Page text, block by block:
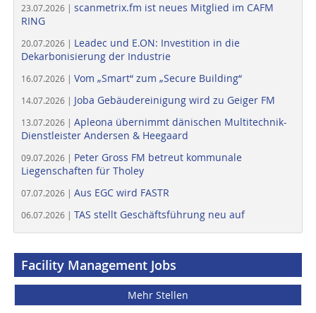
23.07.2026 | scanmetrix.fm ist neues Mitglied im CAFM
RING
20.07.2026 | Leadec und E.ON: Investition in die
Dekarbonisierung der Industrie
16.07.2026 | Vom „Smart“ zum „Secure Building“
14.07.2026 | Joba Gebäudereinigung wird zu Geiger FM
13.07.2026 | Apleona übernimmt dänischen Multitechnik-
Dienstleister Andersen & Heegaard
09.07.2026 | Peter Gross FM betreut kommunale
Liegenschaften für Tholey
07.07.2026 | Aus EGC wird FASTR
06.07.2026 | TAS stellt Geschäftsführung neu auf
Facility Management Jobs
Mehr Stellen